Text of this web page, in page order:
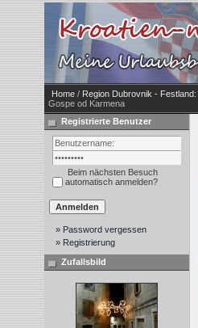
Home / Region Dubrovnik -
Gospe od Karmena
Registrierte Benutzer
Beim nächsten Besuch
automatisch anmelden?
» Password vergessen
» Registrierung
Zufallsbild